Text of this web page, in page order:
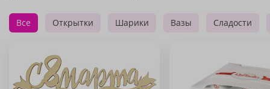
Все Открытки Шарики Вазы Сладости